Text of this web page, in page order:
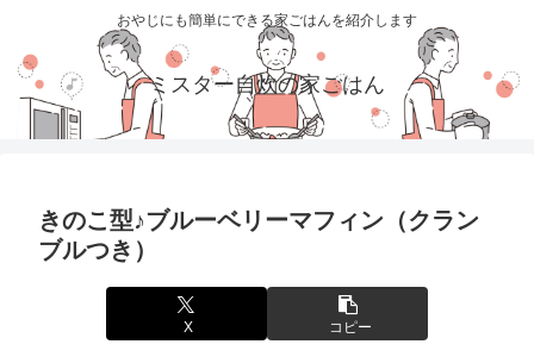
おやじにも簡単にできる家ごはんを紹介します
ミスター自炊の家ごはん
きのこ型♪ブルーベリーマフィン（クラン
ブルつき）
X コピー